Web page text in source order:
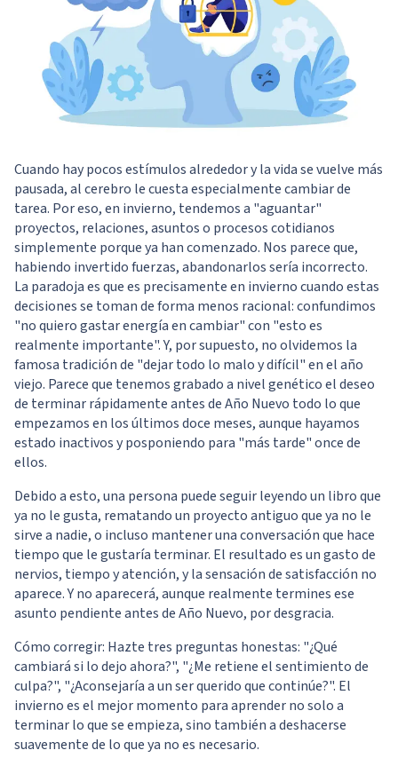
Cuando hay pocos estímulos alrededor y la vida se vuelve más
pausada, al cerebro le cuesta especialmente cambiar de
tarea. Por eso, en invierno, tendemos a "aguantar"
proyectos, relaciones, asuntos o procesos cotidianos
simplemente porque ya han comenzado. Nos parece que,
habiendo invertido fuerzas, abandonarlos sería incorrecto.
La paradoja es que es precisamente en invierno cuando estas
decisiones se toman de forma menos racional: confundimos
"no quiero gastar energía en cambiar" con "esto es
realmente importante". Y, por supuesto, no olvidemos la
famosa tradición de "dejar todo lo malo y difícil" en el año
viejo. Parece que tenemos grabado a nivel genético el deseo
de terminar rápidamente antes de Año Nuevo todo lo que
empezamos en los últimos doce meses, aunque hayamos
estado inactivos y posponiendo para "más tarde" once de
ellos.
Debido a esto, una persona puede seguir leyendo un libro que
ya no le gusta, rematando un proyecto antiguo que ya no le
sirve a nadie, o incluso mantener una conversación que hace
tiempo que le gustaría terminar. El resultado es un gasto de
nervios, tiempo y atención, y la sensación de satisfacción no
aparece. Y no aparecerá, aunque realmente termines ese
asunto pendiente antes de Año Nuevo, por desgracia.
Cómo corregir: Hazte tres preguntas honestas: "¿Qué
cambiará si lo dejo ahora?", "¿Me retiene el sentimiento de
culpa?", "¿Aconsejaría a un ser querido que continúe?". El
invierno es el mejor momento para aprender no solo a
terminar lo que se empieza, sino también a deshacerse
suavemente de lo que ya no es necesario.